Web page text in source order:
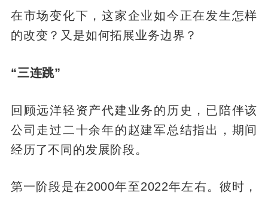
在市场变化下，这家企业如今正在发生怎样
的改变？又是如何拓展业务边界？
“三连跳”
回顾远洋轻资产代建业务的历史，已陪伴该
公司走过二十余年的赵建军总结指出，期间
经历了不同的发展阶段。
第一阶段是在2000年至2022年左右。彼时，